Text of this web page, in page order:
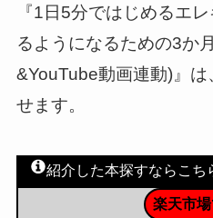
『1日5分ではじめるエ
るようになるための3か
&YouTube動画連動)』
せます。
紹介した本探すならこち
楽天市